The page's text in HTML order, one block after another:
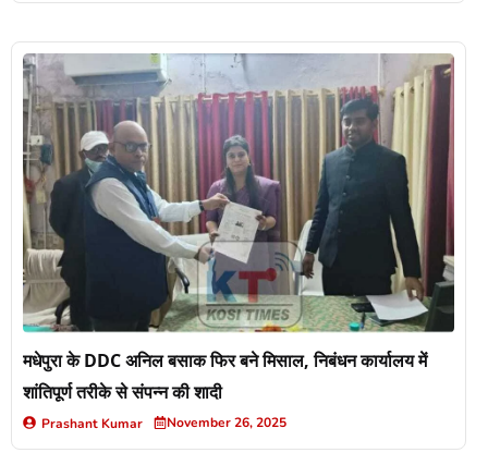
मधेपुरा के DDC अनिल बसाक फिर बने मिसाल, निबंधन कार्यालय में
शांतिपूर्ण तरीके से संपन्न की शादी
Prashant Kumar November 26, 2025